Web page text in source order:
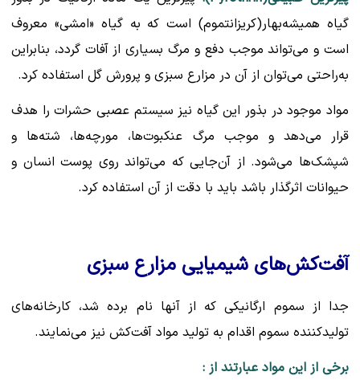
گیاه همیشه‌بهار(کریزانتموم) است که به گیاه «امشی» معروف
است و می‌تواند موجب دفع و مرگ بسیاری از آفات گردد، بنابراین
به‌راحتی می‌توان از آن در مزارع سبزی و پرورش گل استفاده کرد.
مواد موجود در بذور این گیاه نیز سیستم عصبی حشرات را هدف
قرار می‌دهد و موجب مرگ عنکبوت‌ها، مورچه‌ها، شته‌ها و
شپشک‌ها می‌شود. از آن‌جایی که می‌تواند روی پوست انسان و
حیوانات اثرگذار باشد باید با دقت از آن استفاده کرد.
آفت‌کش‌های شیمیایی مزارع سبزی
جدا از سموم ارگانیکی که از آنها نام برده شد، کارخانه‌های
تولیدکننده سموم اقدام به تولید مواد آفت‌کش نیز می‌نمایند.
برخی از این مواد عبارتند از :